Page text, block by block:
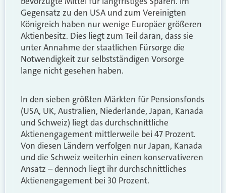
Gegensatz zu den USA und zum Vereinigten
Königreich haben nur wenige Europäer größeren
Aktienbesitz. Dies liegt zum Teil daran, dass sie
unter Annahme der staatlichen Fürsorge die
Notwendigkeit zur selbstständigen Vorsorge
lange nicht gesehen haben.
In den sieben größten Märkten für Pensionsfonds
(USA, UK, Australien, Niederlande, Japan, Kanada
und Schweiz) liegt das durchschnittliche
Aktienengagement mittlerweile bei 47 Prozent.
Von diesen Ländern verfolgen nur Japan, Kanada
und die Schweiz weiterhin einen konservativeren
Ansatz – dennoch liegt ihr durchschnittliches
Aktienengagement bei 30 Prozent.